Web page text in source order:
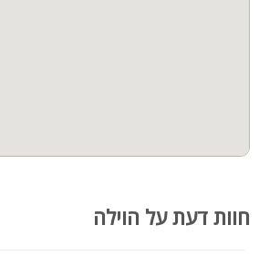
חוות דעת על הוילה